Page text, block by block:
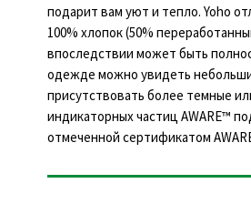
подарит вам уют и тепло. Yoho
100% хлопок (50%
впоследствии может быть
одежде можно увидеть
присутствовать более темные
индикаторных частиц AWARE™
отмеченной сертификатом